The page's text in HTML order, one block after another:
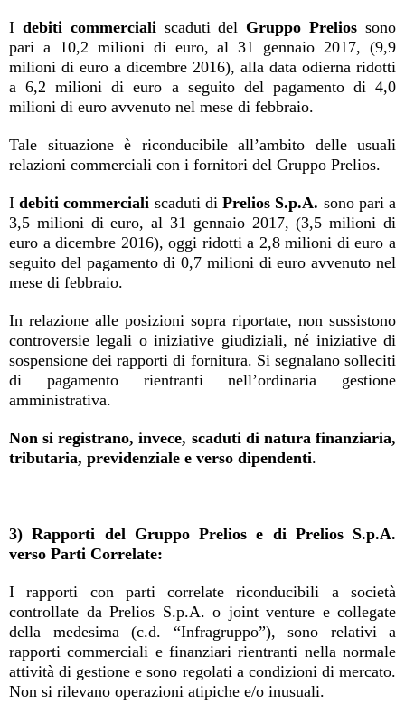
I debiti commercialiscaduti del Gruppo Prelios sono
pari a 10,2 milioni di euro, al 31 gennaio 2017, (9,9
milioni di euro a dicembre 2016), alla data odierna ridotti
a 6,2 milioni di euro a seguito del pagamento di 4,0
milioni di euro avvenuto nel mese di febbraio.
Tale situazione è riconducibile all’ambito delle usuali
relazioni commerciali con i fornitori del Gruppo Prelios.
Idebiti commerciali scaduti diPrelios S.p.A. sono pari a
3,5 milioni di euro, al 31 gennaio 2017, (3,5 milioni di
euro a dicembre 2016), oggi ridotti a 2,8 milioni di euro a
seguito del pagamento di 0,7 milioni di euro avvenuto nel
mese di febbraio.
In relazione alle posizioni sopra riportate, non sussistono
controversie legali o iniziative giudiziali, né iniziative di
sospensione dei rapporti di fornitura. Si segnalano solleciti
di pagamento rientranti nell’ordinaria gestione
amministrativa.
Non si registrano, invece, scaduti di natura finanziaria,
tributaria, previdenziale e verso dipendenti.
3) Rapporti del Gruppo Prelios e di Prelios S.p.A.
verso Parti Correlate:
I rapporti con parti correlate riconducibili a società
controllate da Prelios S.p.A. o joint venture e collegate
della medesima (c.d. “Infragruppo”), sono relativi a
rapporti commerciali e finanziari rientranti nella normale
attività di gestione e sono regolati a condizioni di mercato.
Non si rilevano operazioni atipiche e/o inusuali.